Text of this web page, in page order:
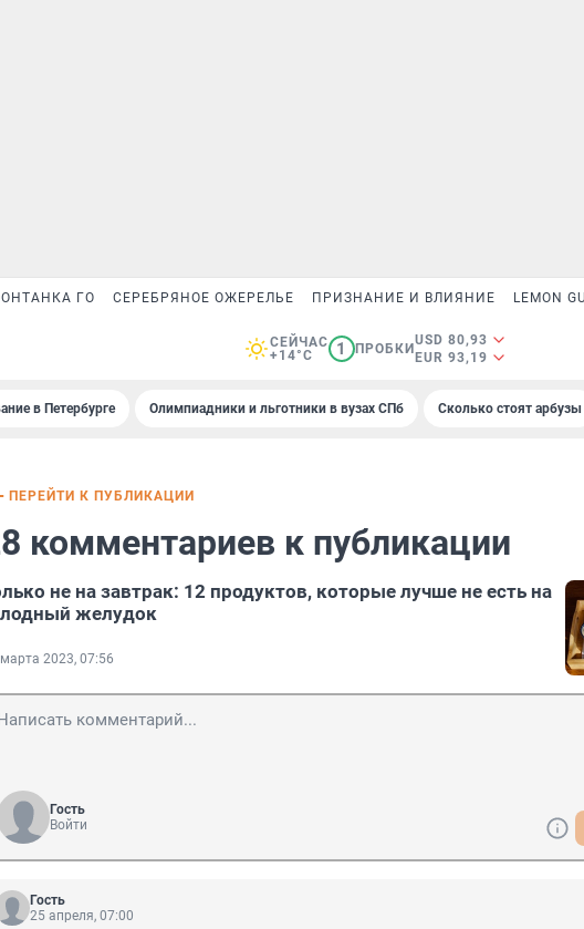
ГО СЕРЕБРЯНОЕ ОЖЕРЕЛЬЕ ПРИЗНАНИЕ И ВЛИЯНИЕ LEMON
СЕЙЧАС
+14°C
1 ПРОБКИ
USD 80,93
EUR 93,19
в Петербурге Олимпиадники и льготники в вузах СПб Сколько стоят арбузы
ПЕРЕЙТИ К ПУБЛИКАЦИИ
комментариев к публикации
не на завтрак: 12 продуктов, которые лучше не есть на
желудок
2023, 07:56
Гость
Войти
Гость
25 апреля, 07:00